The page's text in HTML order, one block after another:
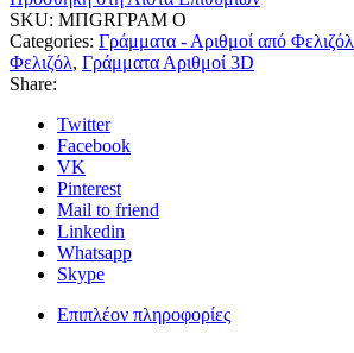
SKU: ΜΠGRΓΡΑΜ Ο
Categories: Γράμματα - Αριθμοί από Φελιζόλ
Φελιζόλ, Γράμματα Αριθμοί 3D
Share:
Twitter
Facebook
VK
Pinterest
Mail to friend
Linkedin
Whatsapp
Skype
Επιπλέον πληροφορίες